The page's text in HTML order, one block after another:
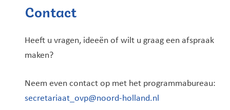
Contact
Heeft u vragen, ideeën of wilt u graag een afspraak
maken?
Neem even contact op met het programmabureau:
secretariaat_ovp@noord-holland.nl